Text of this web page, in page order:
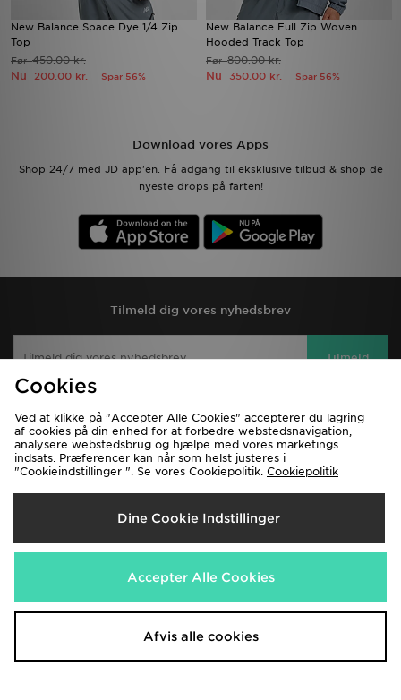
New Balance Space Dye 1/4 Zip
Top
Før450.00 kr.
Nu 200.00 kr. Spar 56%
New Balance Full Zip Woven
Hooded Track Top
Før800.00 kr.
Nu 350.00 kr. Spar 56%
Download vores Apps
Shop 24/7 med JD app'en. Få adgang til eksklusive tilbud & shop de
nyeste drops på farten!
Tilmeld dig vores nyhedsbrev
Tilmeld
Se hele JD Sport siden
Kontakt Os
Spørgsmål og svar
Klarna
Levering og returnering
Databeskyttelse
Cookies
Affiliate program
Cookies
Ved at klikke på "Accepter Alle Cookies" accepterer du lagring
af cookies på din enhed for at forbedre webstedsnavigation,
analysere webstedsbrug og hjælpe med vores marketings
indsats. Præferencer kan når som helst justeres i
"Cookieindstillinger ". Se vores Cookiepolitik. Cookiepolitik
Dine Cookie Indstillinger
Accepter Alle Cookies
Afvis alle cookies